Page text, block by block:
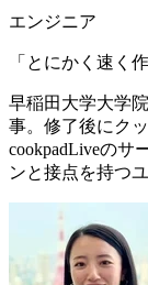
エンジニア
「とにかく速く
早稲田大学大学
事。修了後にク
cookpadLiveのサ
ンと接点を持つ